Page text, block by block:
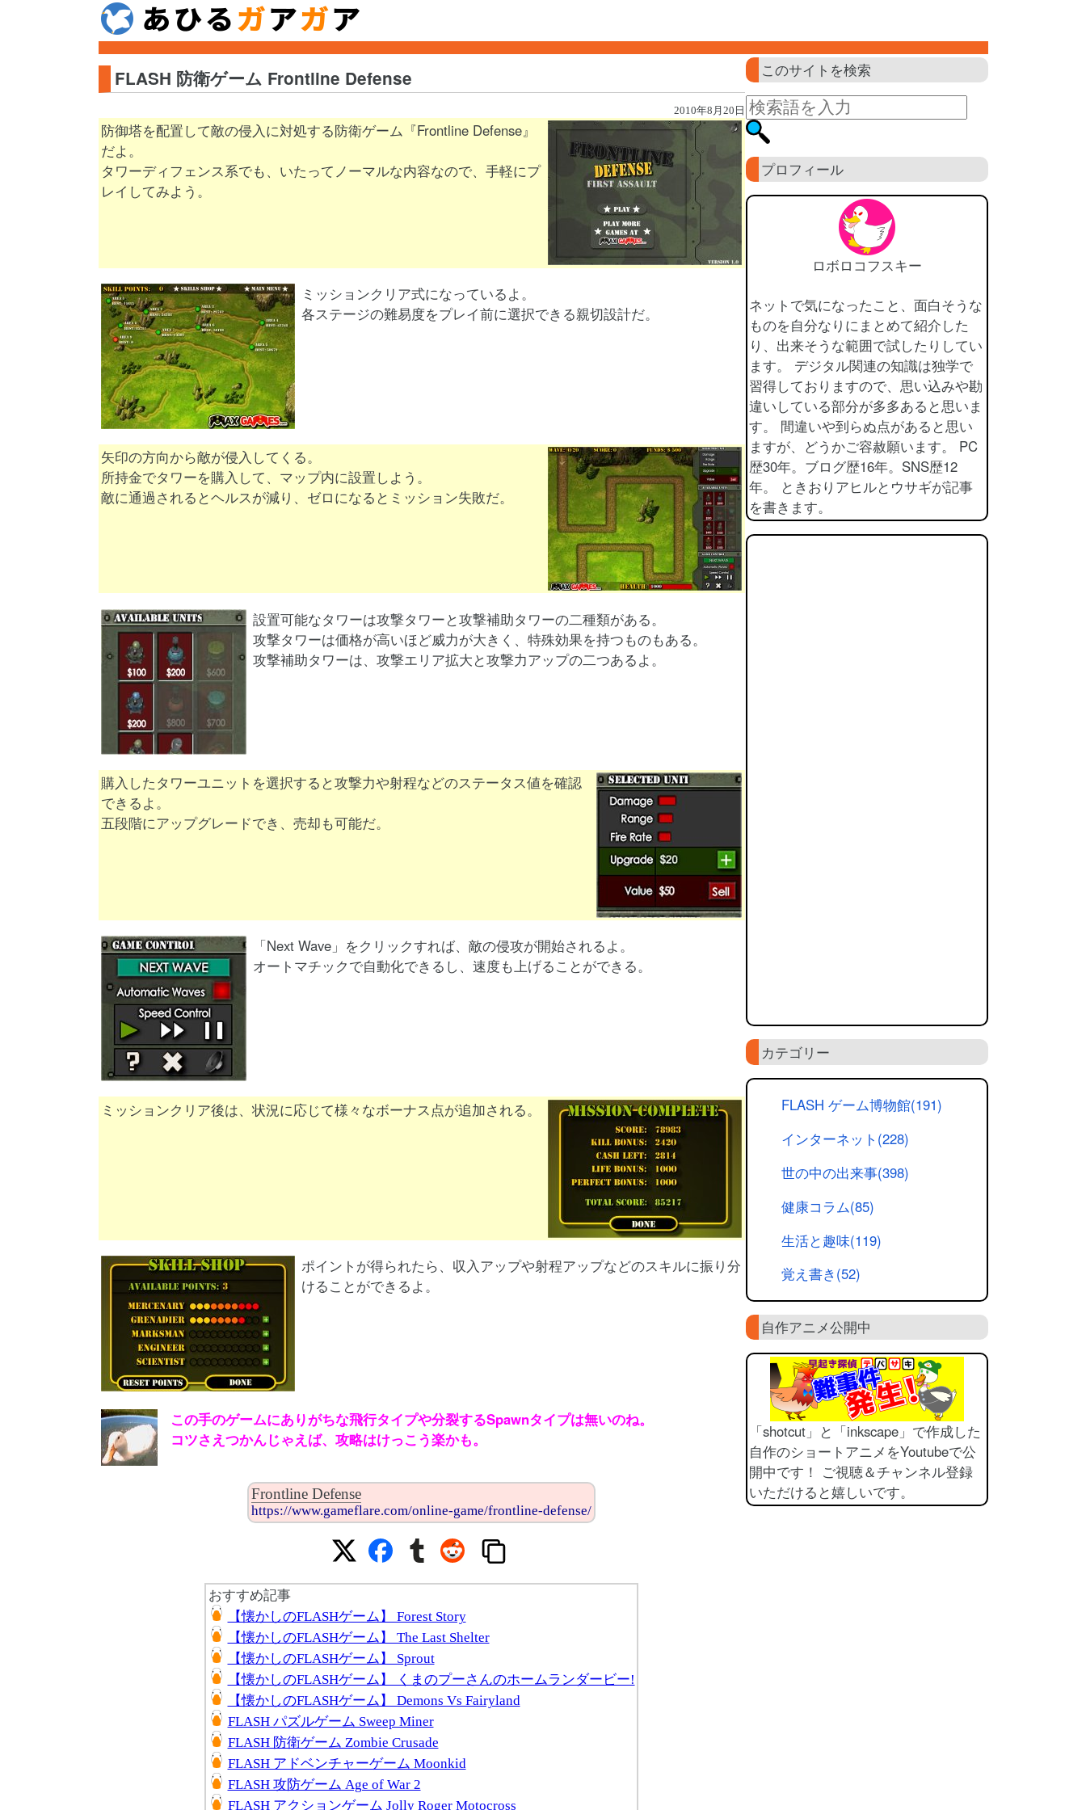
FLASH 防衛ゲーム Frontline Defense
2010年8月20日
防御塔を配置して敵の侵入に対処する防衛ゲーム『Frontline Defense』
だよ。
タワーディフェンス系でも、いたってノーマルな内容なので、手軽にプ
レイしてみよう。
ミッションクリア式になっているよ。
各ステージの難易度をプレイ前に選択できる親切設計だ。
矢印の方向から敵が侵入してくる。
所持金でタワーを購入して、マップ内に設置しよう。
敵に通過されるとヘルスが減り、ゼロになるとミッション失敗だ。
設置可能なタワーは攻撃タワーと攻撃補助タワーの二種類がある。
攻撃タワーは価格が高いほど威力が大きく、特殊効果を持つものもある。
攻撃補助タワーは、攻撃エリア拡大と攻撃力アップの二つあるよ。
購入したタワーユニットを選択すると攻撃力や射程などのステータス値を確認
できるよ。
五段階にアップグレードでき、売却も可能だ。
「Next Wave」をクリックすれば、敵の侵攻が開始されるよ。
オートマチックで自動化できるし、速度も上げることができる。
ミッションクリア後は、状況に応じて様々なボーナス点が追加される。
ポイントが得られたら、収入アップや射程アップなどのスキルに振り分
けることができるよ。
この手のゲームにありがちな飛行タイプや分裂するSpawnタイプは無いのね。
コツさえつかんじゃえば、攻略はけっこう楽かも。
Frontline Defense
https://www.gameflare.com/online-game/frontline-defense/
おすすめ記事
【懐かしのFLASHゲーム】 Forest Story
【懐かしのFLASHゲーム】 The Last Shelter
【懐かしのFLASHゲーム】 Sprout
【懐かしのFLASHゲーム】 くまのプーさんのホームランダービー!
【懐かしのFLASHゲーム】 Demons Vs Fairyland
FLASH パズルゲーム Sweep Miner
FLASH 防衛ゲーム Zombie Crusade
FLASH アドベンチャーゲーム Moonkid
FLASH 攻防ゲーム Age of War 2
FLASH アクションゲーム Jolly Roger Motocross
このサイトを検索
プロフィール
ロボロコフスキー
ネットで気になったこと、面白そうな
ものを自分なりにまとめて紹介した
り、出来そうな範囲で試したりしてい
ます。 デジタル関連の知識は独学で
習得しておりますので、思い込みや勘
違いしている部分が多多あると思いま
す。 間違いや到らぬ点があると思い
ますが、どうかご容赦願います。 PC
歴30年。ブログ歴16年。SNS歴12
年。 ときおりアヒルとウサギが記事
を書きます。
カテゴリー
FLASH ゲーム博物館(191)
インターネット(228)
世の中の出来事(398)
健康コラム(85)
生活と趣味(119)
覚え書き(52)
自作アニメ公開中
「shotcut」と「inkscape」で作成した
自作のショートアニメをYoutubeで公
開中です！ ご視聴＆チャンネル登録
いただけると嬉しいです。